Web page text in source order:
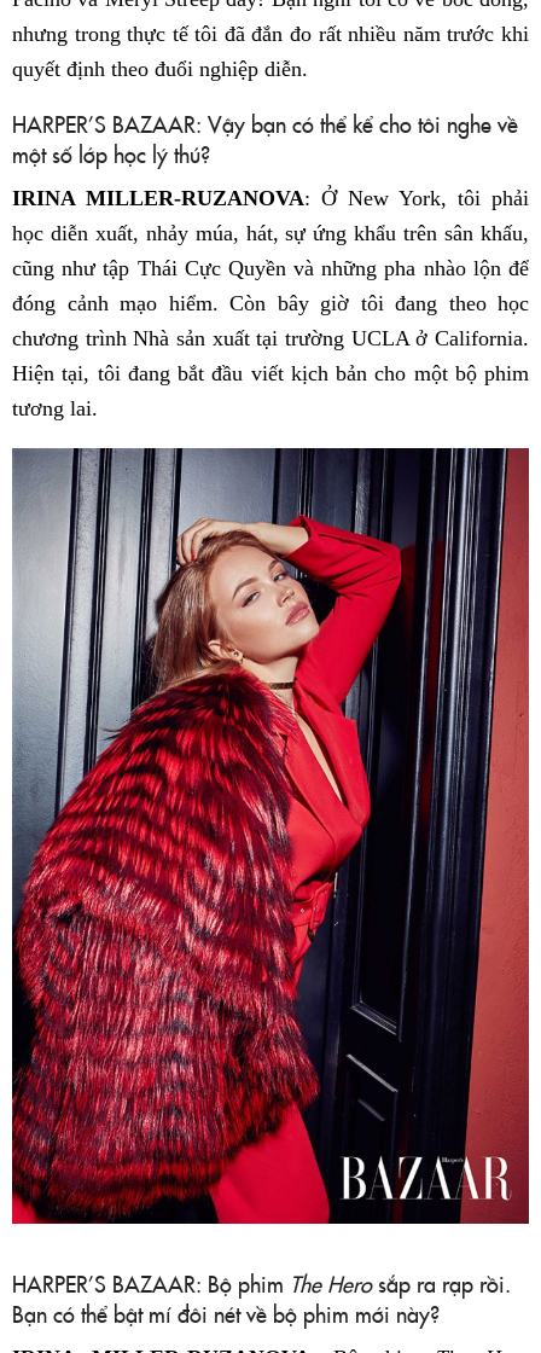
nhưng trong thực tế tôi đã đắn đo rất nhiều năm trước khi
quyết định theo đuổi nghiệp diễn.
HARPER’S BAZAAR: Vậy bạn có thể kể cho tôi nghe về
một số lớp học lý thú?
IRINA MILLER-RUZANOVA: Ở New York, tôi phải
học diễn xuất, nhảy múa, hát, sự ứng khẩu trên sân khấu,
cũng như tập Thái Cực Quyền và những pha nhào lộn để
đóng cảnh mạo hiểm. Còn bây giờ tôi đang theo học
chương trình Nhà sản xuất tại trường UCLA ở California.
Hiện tại, tôi đang bắt đầu viết kịch bản cho một bộ phim
tương lai.
HARPER’S BAZAAR: Bộ phim The Herosắp ra rạp rồi.
Bạn có thể bật mí đôi nét về bộ phim mới này?